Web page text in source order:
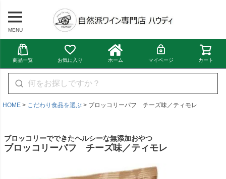
MENU
商品一覧 お気に入り ホーム マイページ カート
HOME こだわり食品を選ぶ ブロッコリーパフ チーズ味／ティモレ
ブロッコリーでできたヘルシーな無添加おやつ
ブロッコリーパフ チーズ味／ティモレ